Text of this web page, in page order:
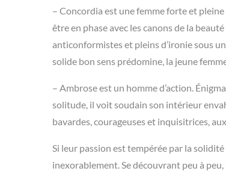
– Concordia est une femme forte et
être en phase avec les canons de la
anticonformistes et pleins d’ironie sous
solide bon sens prédomine, la jeune
– Ambrose est un homme d’action.
solitude, il voit soudain son intérieur
bavardes, courageuses et inquisitrices,
Si leur passion est tempérée par la
inexorablement. Se découvrant peu à